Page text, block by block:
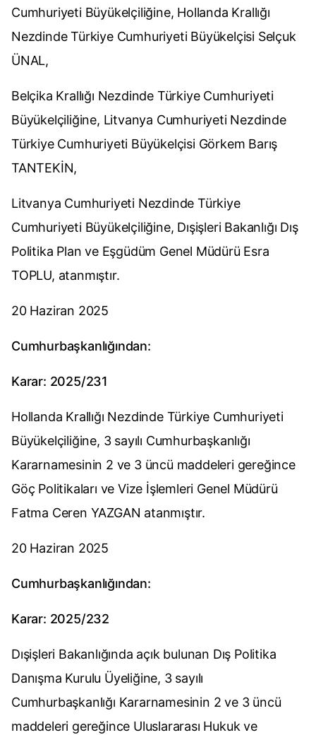
Cumhuriyeti Büyükelçiliğine, Hollanda Krallığı
Nezdinde Türkiye Cumhuriyeti Büyükelçisi Selçuk
ÜNAL,
Belçika Krallığı Nezdinde Türkiye Cumhuriyeti
Büyükelçiliğine, Litvanya Cumhuriyeti Nezdinde
Türkiye Cumhuriyeti Büyükelçisi Görkem Barış
TANTEKİN,
Litvanya Cumhuriyeti Nezdinde Türkiye
Cumhuriyeti Büyükelçiliğine, Dışişleri Bakanlığı Dış
Politika Plan ve Eşgüdüm Genel Müdürü Esra
TOPLU, atanmıştır.
20 Haziran 2025
Cumhurbaşkanlığından:
Karar: 2025/231
Hollanda Krallığı Nezdinde Türkiye Cumhuriyeti
Büyükelçiliğine, 3 sayılı Cumhurbaşkanlığı
Kararnamesinin 2 ve 3 üncü maddeleri gereğince
Göç Politikaları ve Vize İşlemleri Genel Müdürü
Fatma Ceren YAZGAN atanmıştır.
20 Haziran 2025
Cumhurbaşkanlığından:
Karar: 2025/232
Dışişleri Bakanlığında açık bulunan Dış Politika
Danışma Kurulu Üyeliğine, 3 sayılı
Cumhurbaşkanlığı Kararnamesinin 2 ve 3 üncü
maddeleri gereğince Uluslararası Hukuk ve